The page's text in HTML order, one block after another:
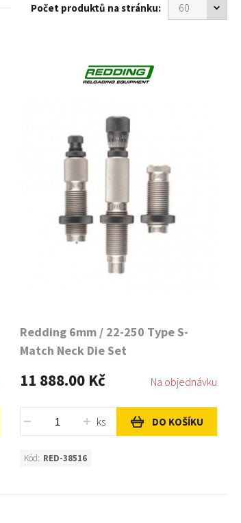
Počet produktů na stránku:
Redding 6mm / 22-250 Type S-
Match Neck Die Set
11 888.00 Kč Na objednávku
ks DO KOŠÍKU
Kód: RED-38516